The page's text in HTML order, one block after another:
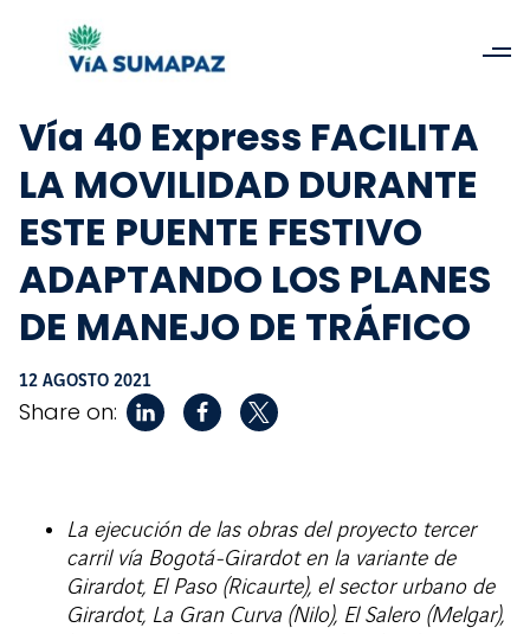
Vía 40 Express FACILITA
LA MOVILIDAD DURANTE
ESTE PUENTE FESTIVO
ADAPTANDO LOS PLANES
DE MANEJO DE TRÁFICO
12 AGOSTO 2021
Share on:
La ejecución de las obras del proyecto tercer
carril vía Bogotá-Girardot en la variante de
Girardot, El Paso (Ricaurte), el sector urbano de
Girardot, La Gran Curva (Nilo), El Salero (Melgar),